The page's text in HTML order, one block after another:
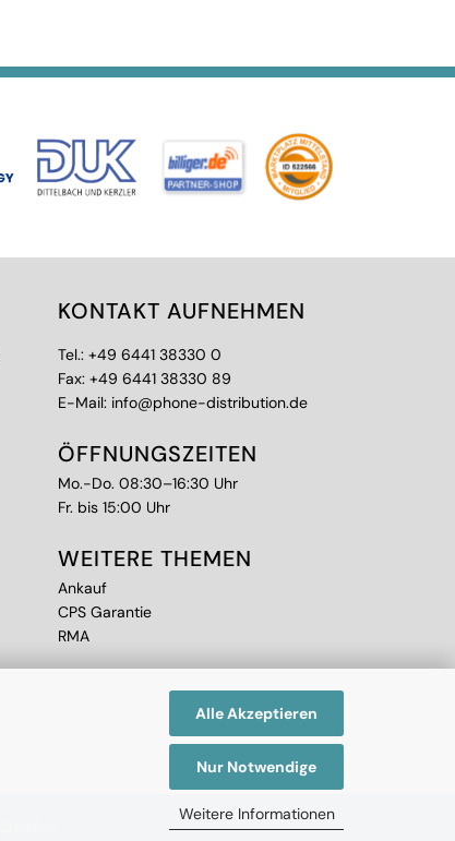
Alle Akzeptieren
Nur Notwendige
Weitere Informationen
KONTAKT AUFNEHMEN
Tel.: +49 6441 38330 0
Fax: +49 6441 38330 89
E-Mail: info@phone-distribution.de
ÖFFNUNGSZEITEN
Mo.-Do. 08:30–16:30 Uhr
Fr. bis 15:00 Uhr
WEITERE THEMEN
Ankauf
CPS Garantie
RMA